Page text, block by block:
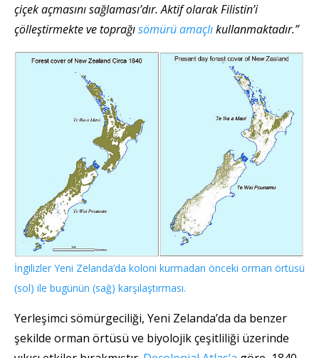
çiçek açmasını sağlaması’dır. Aktif olarak Filistin’i
çölleştirmekte ve toprağısömürü amaçlıkullanmaktadır.”
İngilizler Yeni Zelanda’da koloni kurmadan önceki orman örtüsü
(sol) ile bugünün (sağ) karşılaştırması.
Yerleşimci sömürgeciliği, Yeni Zelanda’da da benzer
şekilde orman örtüsü ve biyolojik çeşitliliği üzerinde